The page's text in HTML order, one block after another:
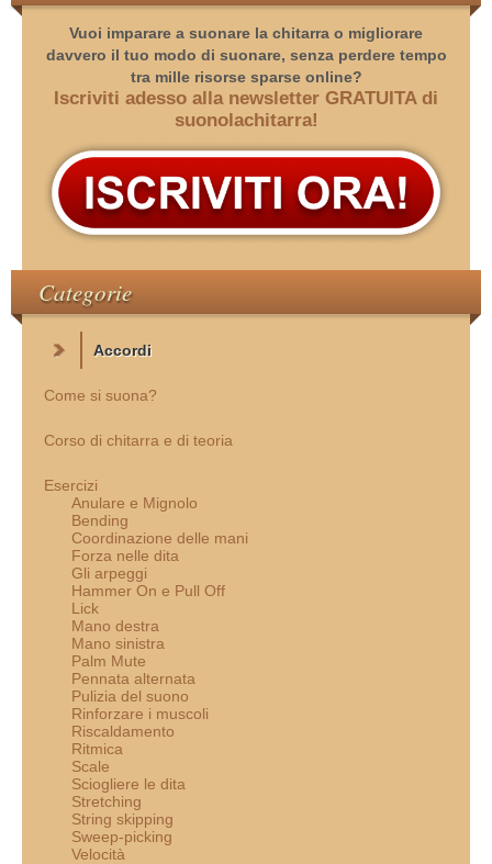
Vuoi imparare a suonare la chitarra o migliorare
davvero il tuo modo di suonare, senza perdere tempo
tra mille risorse sparse online?
Iscriviti adesso alla newsletter GRATUITA di
suonolachitarra!
Categorie
Accordi
Come si suona?
Corso di chitarra e di teoria
Esercizi
Anulare e Mignolo
Bending
Coordinazione delle mani
Forza nelle dita
Gli arpeggi
Hammer On e Pull Off
Lick
Mano destra
Mano sinistra
Palm Mute
Pennata alternata
Pulizia del suono
Rinforzare i muscoli
Riscaldamento
Ritmica
Scale
Sciogliere le dita
Stretching
String skipping
Sweep-picking
Velocità